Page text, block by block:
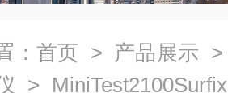
： 首页 > 产品展示
>